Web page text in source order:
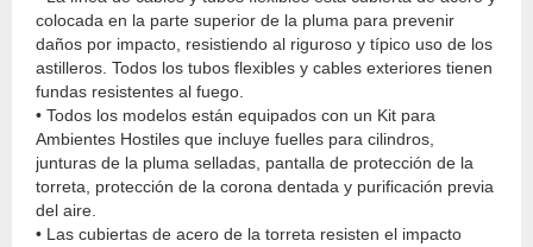
colocada en la parte superior de la pluma para prevenir
daños por impacto, resistiendo al riguroso y típico uso de los
astilleros. Todos los tubos flexibles y cables exteriores tienen
fundas resistentes al fuego.
• Todos los modelos están equipados con un Kit para
Ambientes Hostiles que incluye fuelles para cilindros,
junturas de la pluma selladas, pantalla de protección de la
torreta, protección de la corona dentada y purificación previa
del aire.
• Las cubiertas de acero de la torreta resisten el impacto